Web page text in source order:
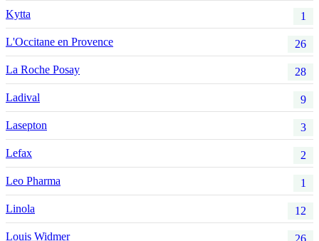
Kytta 1
L'Occitane en Provence 26
La Roche Posay 28
Ladival 9
Lasepton 3
Lefax 2
Leo Pharma 1
Linola 12
Louis Widmer 26